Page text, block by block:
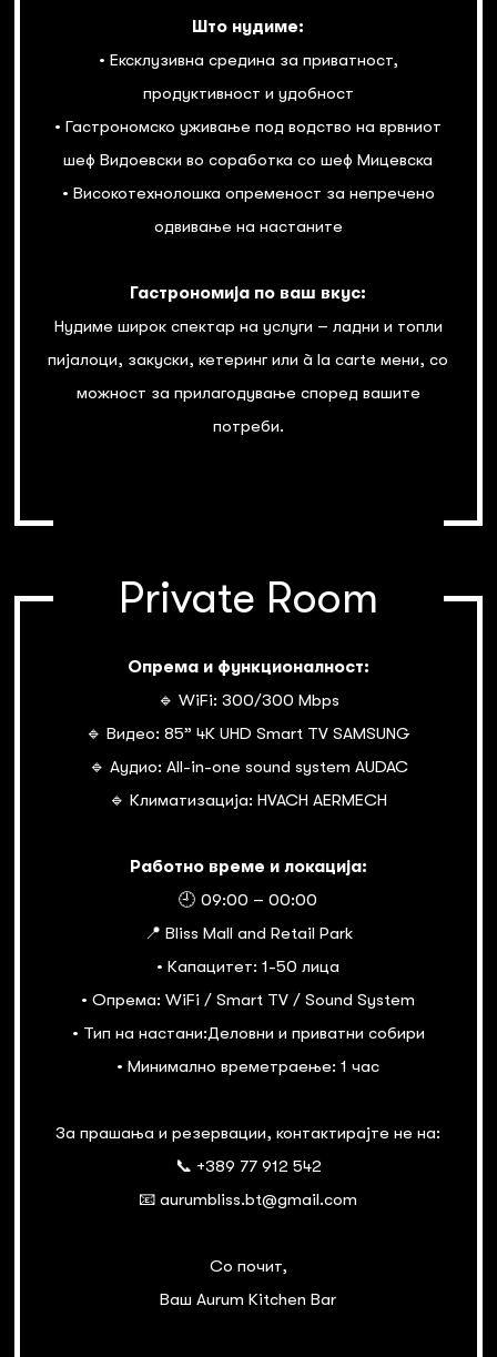
Што нудиме:
• Ексклузивна средина за приватност,
продуктивност и удобност
• Гастрономско уживање под водство на врвниот
шеф Видоевски во соработка со шеф Мицевска
• Високотехнолошка опременост за непречено
одвивање на настаните
Гастрономија по ваш вкус:
Нудиме широк спектар на услуги – ладни и топли
пијалоци, закуски, кетеринг или à la carte мени, со
можност за прилагодување според вашите
потреби.
Private Room
Опрема и функционалност:
🔹 WiFi: 300/300 Mbps
🔹 Видео: 85” 4К UHD Smart TV SAMSUNG
🔹 Аудио: All-in-one sound system AUDAC
🔹 Климатизација: HVACH AERMECH
Работно време и локација:
🕘 09:00 – 00:00
📍 Bliss Mall and Retail Park
• Капацитет: 1-50 лица
• Опрема: WiFi / Smart TV / Sound System
• Тип на настани:Деловни и приватни собири
• Минимално времетраење: 1 час
За прашања и резервации, контактирајте не на:
📞 +389 77 912 542
📧 aurumbliss.bt@gmail.com
Со почит,
Ваш Aurum Kitchen Bar